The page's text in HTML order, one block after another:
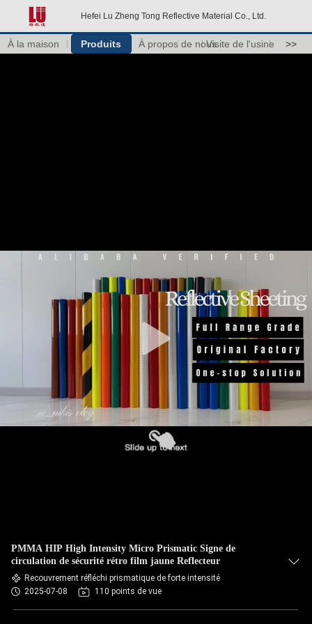
Hefei Lu Zheng Tong Reflective Material Co., Ltd.
À la maison Produits À propos de nousVisite de l'usine >>
PMMA HIP High Intensity Micro Prismatic Signe de
circulation de sécurité rétro film jaune Reflecteur
Recouvrement réfléchi prismatique de forte intensité
2025-07-08
110 points de vue